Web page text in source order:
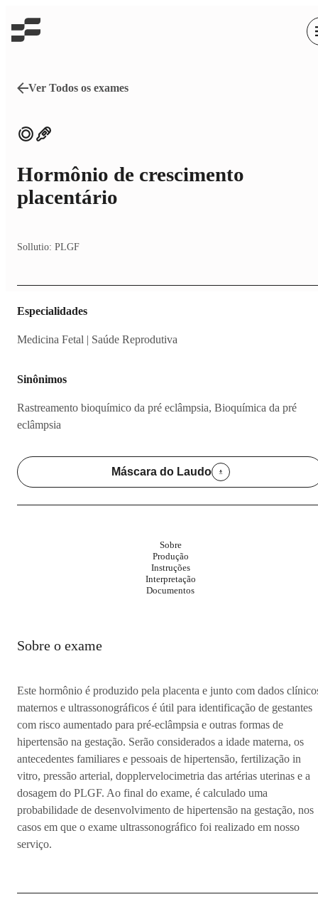
Ver Todos os exames
Sollutio: PLGF
Hormônio de crescimento
placentário
Sinônimos
Rastreamento bioquímico da pré eclâmpsia, Bioquímica da pré
eclâmpsia
Especialidades
Medicina Fetal | Saúde Reprodutiva
Máscara do Laudo
Sobre
Produção
Instruções
Interpretação
Documentos
Sobre o exame
Este hormônio é produzido pela placenta e junto com dados
maternos e ultrassonográficos é útil para identificação de gestantes
com risco aumentado para pré-eclâmpsia e outras formas de
hipertensão na gestação. Serão considerados a idade materna, os
antecedentes familiares e pessoais de hipertensão, fertilização in
vitro, pressão arterial, dopplervelocimetria das artérias uterinas e a
dosagem do PLGF. Ao final do exame, é calculado uma
probabilidade de desenvolvimento de hipertensão na gestação, nos
casos em que o exame ultrassonográfico foi realizado em nosso
serviço.